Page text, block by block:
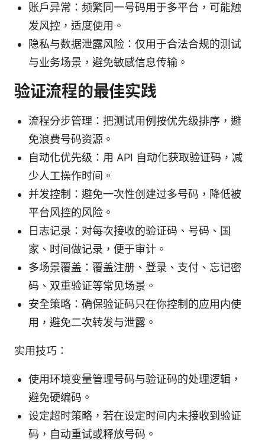
账户异常：频繁同一号码用于多平台，可能触
发风控，适度使用。
隐私与数据泄露风险：仅用于合法合规的测试
与业务场景，避免敏感信息传输。
验证流程的最佳实践
流程分步管理：把测试用例按优先级排序，避
免浪费号码资源。
自动化优先级：用 API 自动化获取验证码，减
少人工操作时间。
并发控制：避免一次性创建过多号码，降低被
平台风控的风险。
日志记录：对每次接收的验证码、号码、国
家、时间做记录，便于审计。
多场景覆盖：覆盖注册、登录、支付、忘记密
码、双重验证等常见场景。
安全策略：确保验证码只在你控制的应用内使
用，避免二次转发与泄露。
实用技巧：
使用环境变量管理号码与验证码的处理逻辑，
避免硬编码。
设定超时策略，若在设定时间内未接收到验证
码，自动重试或释放号码。